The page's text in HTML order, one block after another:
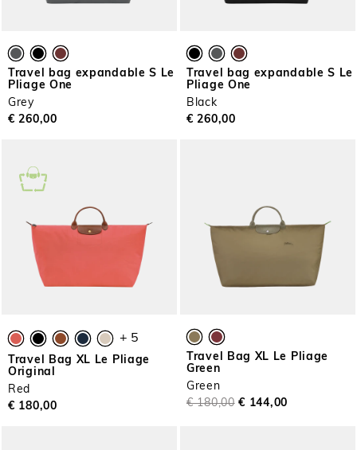
Travel bag expandable S Le
Pliage One
Grey
€ 260,00
Travel bag expandable S Le
Pliage One
Black
€ 260,00
+ 5
Travel Bag XL Le Pliage
Original
Red
€ 180,00
Travel Bag XL Le Pliage
Green
Green
€ 180,00 € 144,00